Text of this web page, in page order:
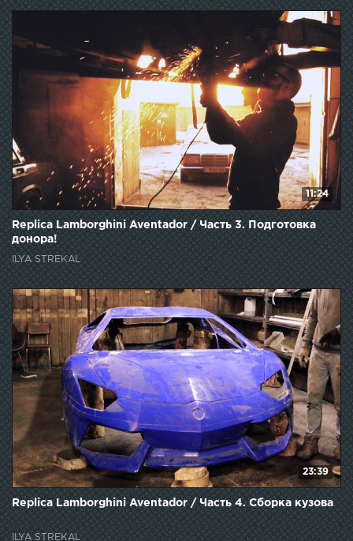
11:24
Replica Lamborghini Aventador / Часть 3. Подготовка
донора!
ILYA STREKAL
23:39
Replica Lamborghini Aventador / Часть 4. Сборка кузова
ILYA STREKAL